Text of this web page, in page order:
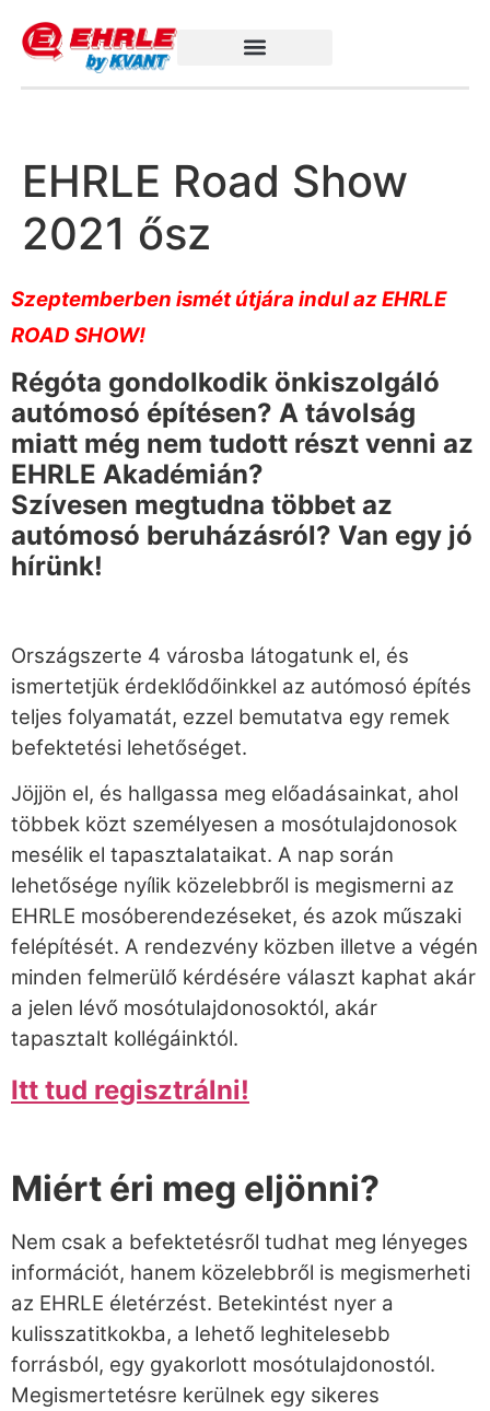
EHRLE Road Show
2021 ősz
Szeptemberben ismét útjára indul az EHRLE
ROAD SHOW!
Régóta gondolkodik önkiszolgáló
autómosó építésen? A távolság
miatt még nem tudott részt venni az
EHRLE Akadémián?
Szívesen megtudna többet az
autómosó beruházásról? Van egy jó
hírünk!
Országszerte 4 városba látogatunk el, és
ismertetjük érdeklődőinkkel az autómosó építés
teljes folyamatát, ezzel bemutatva egy remek
befektetési lehetőséget.
Jöjjön el, és hallgassa meg előadásainkat, ahol
többek közt személyesen a mosótulajdonosok
mesélik el tapasztalataikat. A nap során
lehetősége nyílik közelebbről is megismerni az
EHRLE mosóberendezéseket, és azok műszaki
felépítését. A rendezvény közben illetve a végén
minden felmerülő kérdésére választ kaphat akár
a jelen lévő mosótulajdonosoktól, akár
tapasztalt kollégáinktól.
Itt tud regisztrálni!
Miért éri meg eljönni?
Nem csak a befektetésről tudhat meg lényeges
információt, hanem közelebbről is megismerheti
az EHRLE életérzést. Betekintést nyer a
kulisszatitkokba, a lehető leghitelesebb
forrásból, egy gyakorlott mosótulajdonostól.
Megismertetésre kerülnek egy sikeres